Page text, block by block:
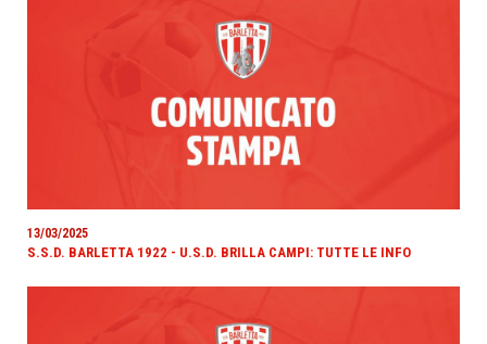
13/03/2025
S.S.D. BARLETTA 1922 - U.S.D. BRILLA CAMPI: TUTTE LE INFO